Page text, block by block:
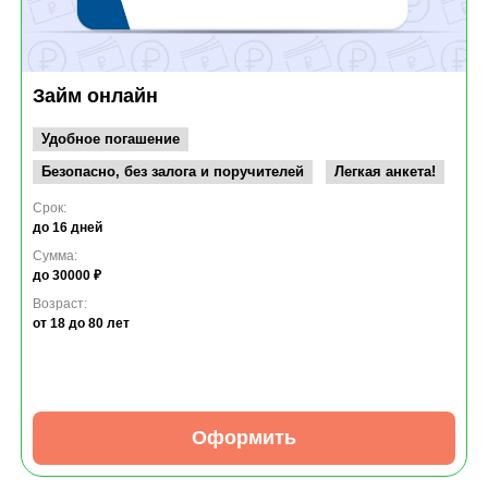
Займ онлайн
Удобное погашение
Безопасно, без залога и поручителей
Легкая анкета!
Срок:
до 16 дней
Сумма:
до 30000 ₽
Возраст:
от 18 до 80 лет
Оформить